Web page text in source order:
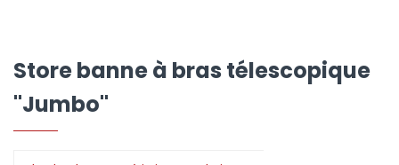
Store banne à bras télescopique
"Jumbo"